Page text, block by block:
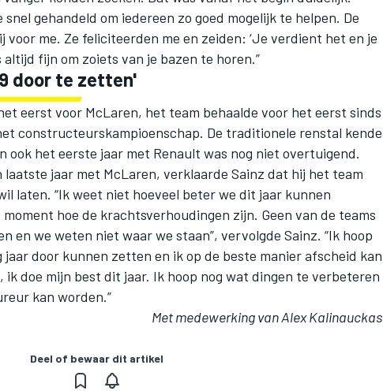
gehandeld om iedereen zo goed mogelijk te helpen. De
voor me. Ze feliciteerden me en zeiden: ‘Je verdient het en je
altijd fijn om zoiets van je bazen te horen.”
door te zetten'
eerst voor McLaren, het team behaalde voor het eerst sinds
constructeurskampioenschap. De traditionele renstal kende
ook het eerste jaar met Renault was nog niet overtuigend.
jaar met McLaren, verklaarde Sainz dat hij het team
laten. “Ik weet niet hoeveel beter we dit jaar kunnen
hoe de krachtsverhoudingen zijn. Geen van de teams
en we weten niet waar we staan”, vervolgde Sainz. “Ik hoop
door kunnen zetten en ik op de beste manier afscheid kan
ik doe mijn best dit jaar. Ik hoop nog wat dingen te verbeteren
kan worden.”
Met medewerking van Alex Kalinauckas
Deel of bewaar dit artikel